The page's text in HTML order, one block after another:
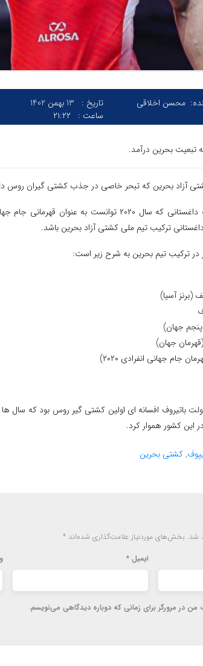
محسن اخلاقی تاریخ :
13 بهمن 1402
ساعت :
۲۱:۲۲
تبعیت بحرین درآمد.
آزاد بحرین که تبحر خاصی در جذب کشتی گیران روس
شامیل شریپوف آزادکار ۲۷ ساله داغستانی که سال ۲۰۲۰
ترکیب تیم ملی کشتی آزاد بحرین باشد.
ترکیب تیم بحرین به شرح زیر است:
باتیروف افسانه ای اولین کشتی گیر روس بود که سال ها
کشور هموار کرد.
,کشتی بحرین
شد. بخش‌های موردنیاز علامت‌گذاری شده‌اند *
ایمیل*
من در مرورگر برای زمانی که دوباره دیدگاهی می‌نویسم.